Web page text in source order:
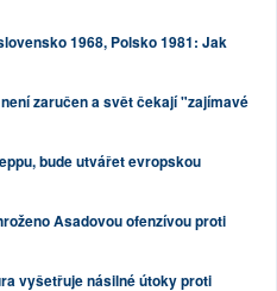
1968, Polsko 1981: Jak
zaručen a svět čekají "zajímavé
bude utvářet evropskou
Asadovou ofenzívou proti
vyšetřuje násilné útoky proti